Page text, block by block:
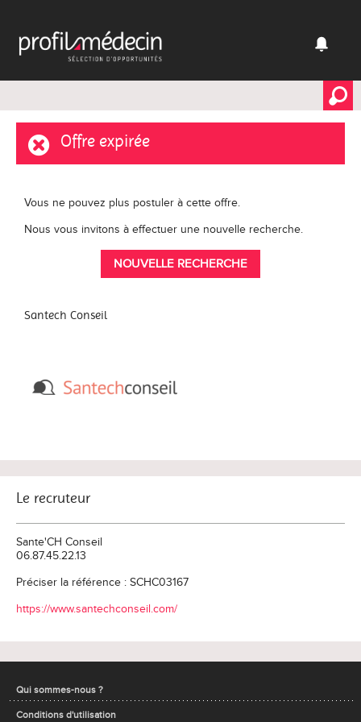
Offre expirée
Vous ne pouvez plus postuler à cette offre.
Nous vous invitons à effectuer une nouvelle recherche.
NOUVELLE RECHERCHE
Santech Conseil
Le recruteur
Sante'CH Conseil
06.87.45.22.13
Préciser la référence : SCHC03167
https://www.santechconseil.com/
Qui sommes-nous ?
Conditions d'utilisation